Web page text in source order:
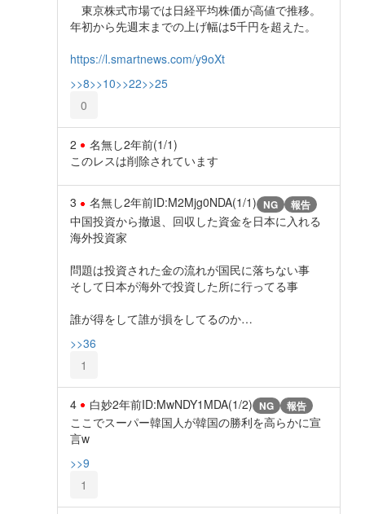
東京株式市場では日経平均株価が高値で推移。
年初から先週末までの上げ幅は5千円を超えた。
https://l.smartnews.com/y9oXt
>>8>>10>>22>>25
0
2 名無し2年前(1/1)
このレスは削除されています
3 名無し2年前ID:M2Mjg0NDA(1/1) NG 報告
中国投資から撤退、回収した資金を日本に入れる
海外投資家
問題は投資された金の流れが国民に落ちない事
そして日本が海外で投資した所に行ってる事
誰が得をして誰が損をしてるのか…
>>36
1
4 白妙2年前ID:MwNDY1MDA(1/2) NG 報告
ここでスーパー韓国人が韓国の勝利を高らかに宣
言w
>>9
1